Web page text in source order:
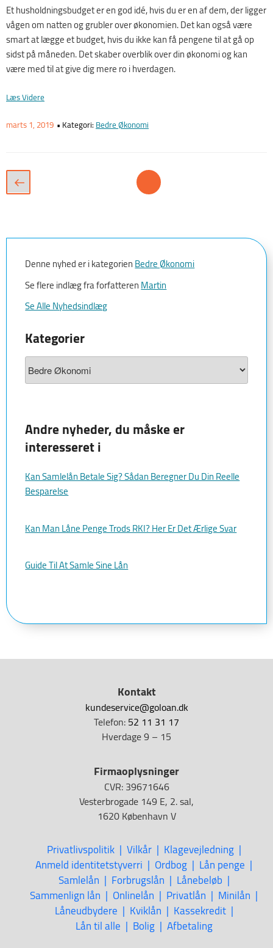
Et husholdningsbudget er en god idé, hvis du er en af dem, der ligger
vågen om natten og grubler over økonomien. Det kan også være
smart at lægge et budget,hvis du ikke kan få pengene til at gå op
sidst på måneden.Det skaber overblik over din økonomi og kan
være med til at give dig mere ro i hverdagen.
Læs Videre“Husholdningsbudget
Excel-
Udgivet
Marts 1, 2019 • Kategori:Bedre Økonomi
Navigation
tilForrige
Side
Denne nyhed er i kategorienBedre Økonomi
Se flere indlæg fra forfatterenMartin
Se Alle Nyhedsindlæg
Kategorier
Kategorier
Andre nyheder, du måske er
interesseret i
Kan Samlelån Betale Sig? Sådan Beregner Du Din Reelle
Besparelse
Kan Man Låne Penge Trods RKI? Her Er Det Ærlige Svar
Guide Til At Samle Sine Lån
Kontakt
kundeservice@goloan.dk
Telefon:52 11 31 17
Hverdage 9 – 15
Firmaoplysninger
CVR: 39671646
Vesterbrogade 149 E, 2. sal,
1620 København V
Privatlivspolitik Vilkår Klagevejledning
Anmeld identitetstyverri Ordbog Lån penge
Samlelån Forbrugslån Lånebeløb
Sammenlign lån Onlinelån Privatlån Minilån
Låneudbydere Kviklån Kassekredit
Lån til alle Bolig Afbetaling